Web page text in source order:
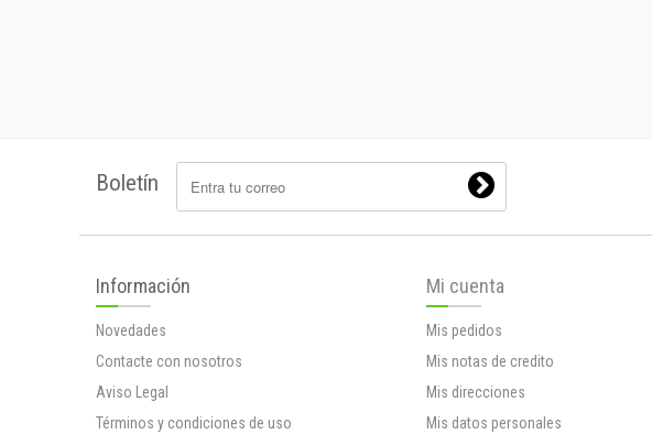
Boletín
Información
Novedades
Contacte con nosotros
Aviso Legal
Términos y condiciones de uso
Mi cuenta
Mis pedidos
Mis notas de credito
Mis direcciones
Mis datos personales